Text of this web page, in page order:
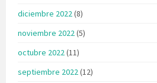
diciembre 2022(8)
noviembre 2022(5)
octubre 2022(11)
septiembre 2022(12)